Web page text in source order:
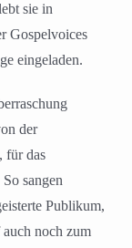
sie in
Gospelvoices
eingeladen.
der
für das
sangen
Publikum,
noch zum